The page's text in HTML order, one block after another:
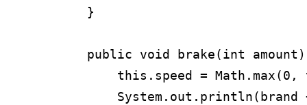
    }
public void brake(int
this.speed = Math.max(0,
System.out.println(brand